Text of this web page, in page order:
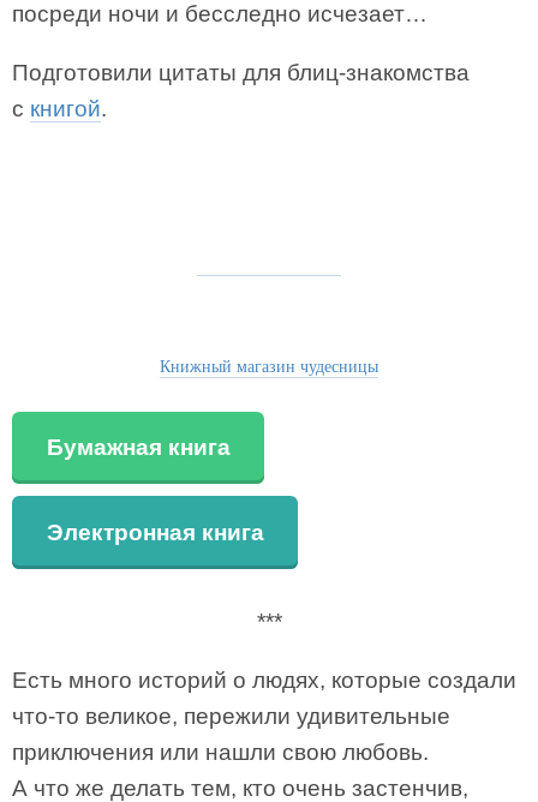
посреди ночи и бесследно исчезает…
Подготовили цитаты для блиц-знакомства
с книгой.
Книжный магазин чудесницы
Бумажная книга
Электронная книга
***
Есть много историй о людях, которые создали
что-то великое, пережили удивительные
приключения или нашли свою любовь.
А что же делать тем, кто очень застенчив,